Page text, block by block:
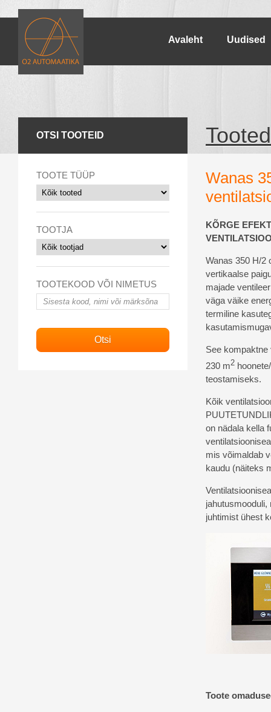
Avaleht Uudised
OTSI TOOTEID
TOOTE TÜÜP
TOOTJA
TOOTEKOOD VÕI NIMETUS
Tooted
Wanas
KÕRGE
Wanas 350 H/2
vertikaalse
majade
väga väike
termiline
See kompaktne
230 m2
teostamiseks.
Kõik
on nädala kella
mis võimaldab
kaudu (näiteks
juhtimist ühest
Toote